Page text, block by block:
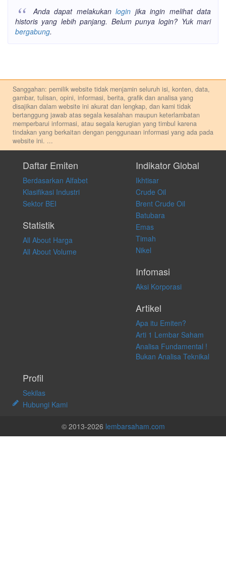
Anda dapat melakukanlogin jika ingin melihat data
historis yang lebih panjang. Belum punya login? Yuk mari
bergabung.
Sanggahan: pemilik website tidak menjamin seluruh isi, konten, data,
gambar, tulisan, opini, informasi, berita, grafik dan analisa yang
disajikan dalam website ini akurat dan lengkap, dan kami tidak
bertanggung jawab atas segala kesalahan maupun keterlambatan
memperbarui informasi, atau segala kerugian yang timbul karena
tindakan yang berkaitan dengan penggunaan informasi yang ada pada
website ini. ...
pribadi. Kami tidak memberi anjuran, saran, rekomendasi untuk
membeli, menjual atau melakukan aktivitas lain yang terkait dengan
transaksi perdagangan apapun, dan kami tidak bertanggung jawab
atas keputusan investasi yang dilakukan dalam kondisi dan situasi
apapun juga, yang diakibatkan secara langsung maupun tidak
langsung atas konten pada website ini.
Daftar Emiten
Berdasarkan Alfabet
Klasifikasi Industri
Sektor BEI
Statistik
All About Harga
All About Volume
Indikator Global
Ikhtisar
Crude Oil
Brent Crude Oil
Batubara
Emas
Timah
Nikel
Infomasi
Aksi Korporasi
Artikel
Apa itu Emiten?
Arti 1 Lembar Saham
Analisa Fundamental !
Bukan Analisa Teknikal
Profil
Sekilas
Hubungi Kami
© 2013-2026 lembarsaham.com